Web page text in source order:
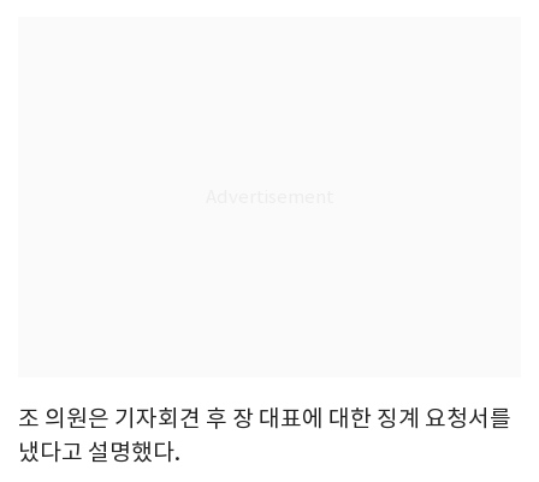
조 의원은 기자회견 후 장 대표에 대한 징계 요청서를
냈다고 설명했다.